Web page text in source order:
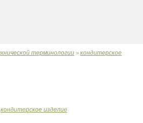
терминологии > кондитерское
кондитерское изделие